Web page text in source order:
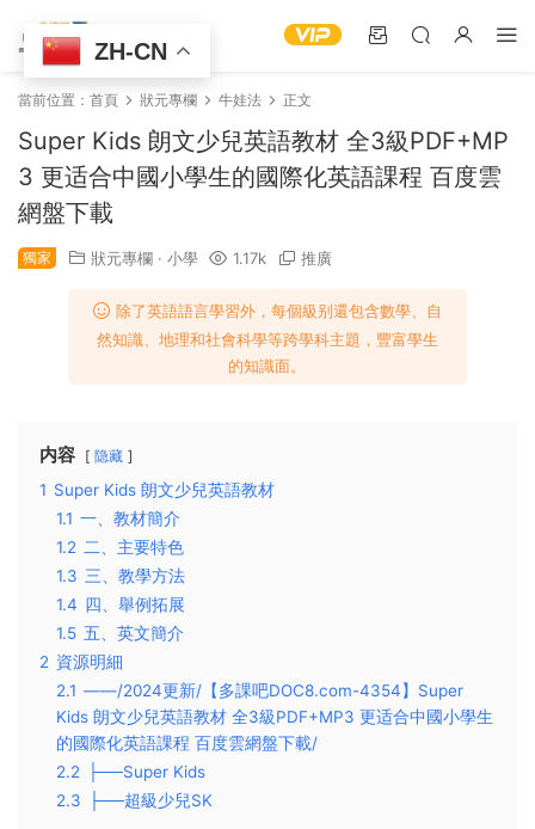
當前位置： 首頁 狀元專欄 牛娃法 正文
Super Kids 朗文少兒英語教材 全3級PDF+MP
3 更适合中國小學生的國際化英語課程 百度雲
網盤下載
獨家 狀元專欄 · 小學 1.17k 推廣
除了英語語言學習外，每個級别還包含數學、自
然知識、地理和社會科學等跨學科主題，豐富學生
的知識面。
内容 隐藏
1 Super Kids 朗文少兒英語教材
1.1 一、教材簡介
1.2 二、主要特色
1.3 三、教學方法
1.4 四、舉例拓展
1.5 五、英文簡介
2 資源明細
2.1 ——/2024更新/【多課吧DOC8.com-4354】Super
Kids 朗文少兒英語教材 全3級PDF+MP3 更适合中國小學生
的國際化英語課程 百度雲網盤下載/
2.2
├──Super Kids
2.3
├──超級少兒SK
ZH-CN